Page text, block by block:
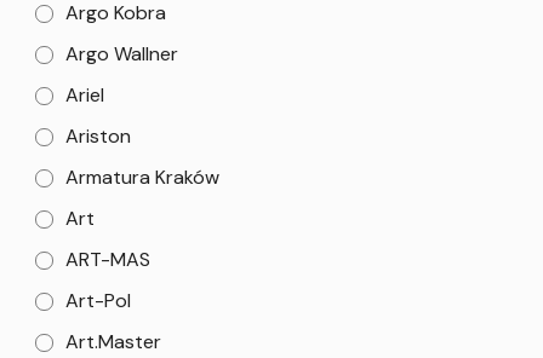
Argo Kobra
Argo Wallner
Ariel
Ariston
Armatura Kraków
Art
ART-MAS
Art-Pol
Art.Master